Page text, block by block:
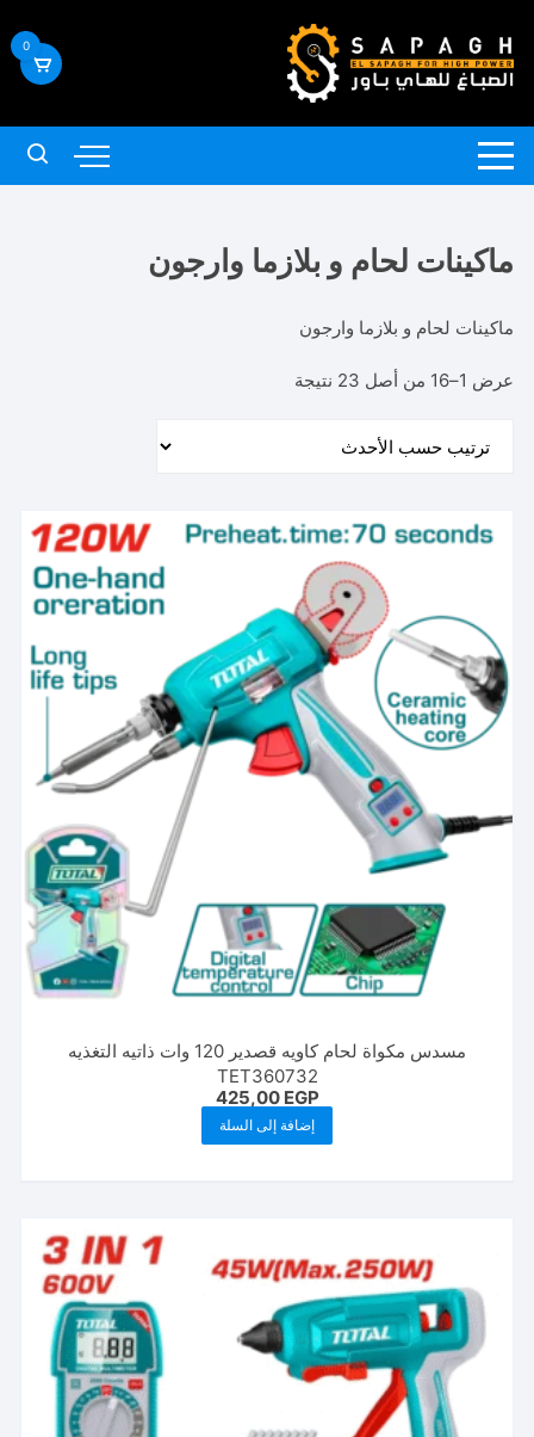
إلى
المحتوى
0
ماكينات لحام و بلازما وارجون
ماكينات لحام و بلازما وارجون
عرض 1–16 من أصل 23 نتيجة
مسدس مكواة لحام كاويه قصدير 120 وات ذاتيه التغذيه
TET360732
425,00 EGP
إضافة إلى السلة